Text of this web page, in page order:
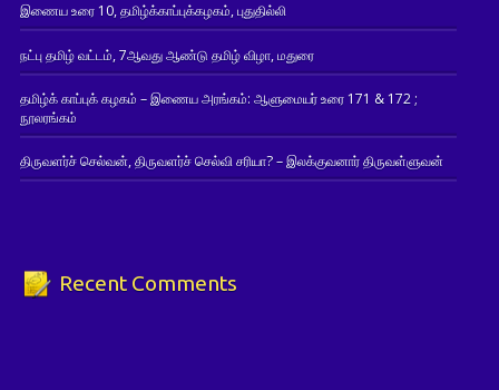
இணைய உரை 10, தமிழ்க்காப்புக்கழகம், புதுதில்லி
நட்பு தமிழ் வட்டம், 7ஆவது ஆண்டு தமிழ் விழா, மதுரை
தமிழ்க் காப்புக் கழகம் – இணைய அரங்கம்: ஆளுமையர் உரை 171 & 172 ;
நூலரங்கம்
திருவளர்ச் செல்வன், திருவளர்ச் செல்வி சரியா? – இலக்குவனார் திருவள்ளுவன்
Recent Comments